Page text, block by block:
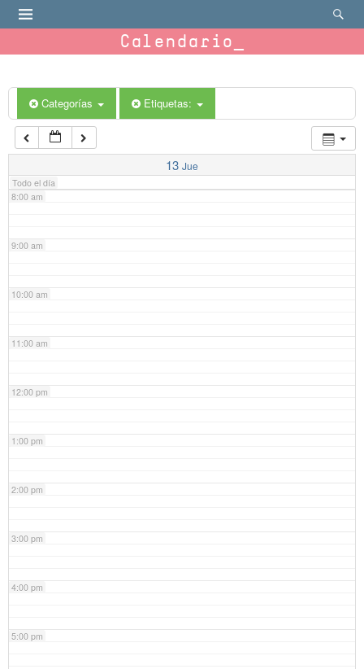
Calendario
Categorías Etiquetas:
13 Jue
Todo el día
6:00 am
7:00 am
8:00 am
9:00 am
10:00 am
11:00 am
12:00 pm
1:00 pm
2:00 pm
3:00 pm
4:00 pm
5:00 pm